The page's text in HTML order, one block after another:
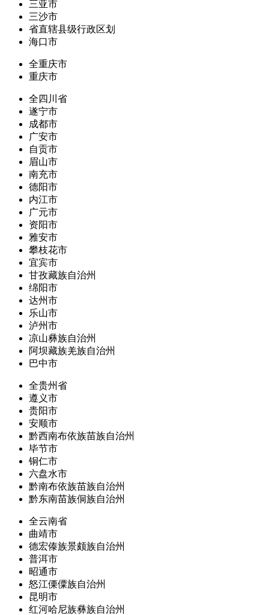
三亚市
三沙市
省直辖县级行政区划
海口市
全重庆市
重庆市
全四川省
遂宁市
成都市
广安市
自贡市
眉山市
南充市
德阳市
内江市
广元市
资阳市
雅安市
攀枝花市
宜宾市
甘孜藏族自治州
绵阳市
达州市
乐山市
泸州市
凉山彝族自治州
阿坝藏族羌族自治州
巴中市
全贵州省
遵义市
贵阳市
安顺市
黔西南布依族苗族自治州
毕节市
铜仁市
六盘水市
黔南布依族苗族自治州
黔东南苗族侗族自治州
全云南省
曲靖市
德宏傣族景颇族自治州
普洱市
昭通市
怒江傈僳族自治州
昆明市
红河哈尼族彝族自治州